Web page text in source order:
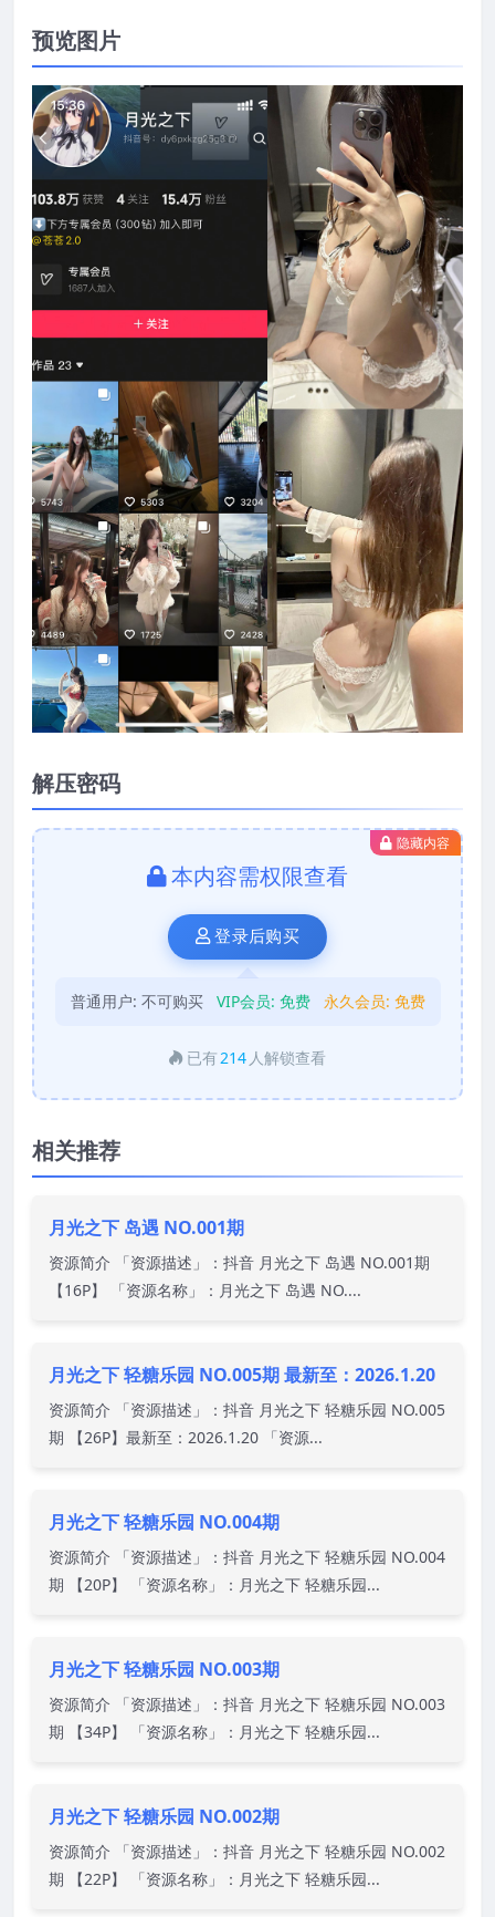
预览图片
解压密码
隐藏内容
本内容需权限查看
登录后购买
普通用户: 不可购买 VIP会员: 免费 永久会员: 免费
已有 214 人解锁查看
相关推荐
月光之下 岛遇 NO.001期
资源简介 「资源描述」：抖音 月光之下 岛遇 NO.001期
【16P】 「资源名称」：月光之下 岛遇 NO....
月光之下 轻糖乐园 NO.005期 最新至：2026.1.20
资源简介 「资源描述」：抖音 月光之下 轻糖乐园 NO.005
期 【26P】最新至：2026.1.20 「资源...
月光之下 轻糖乐园 NO.004期
资源简介 「资源描述」：抖音 月光之下 轻糖乐园 NO.004
期 【20P】 「资源名称」：月光之下 轻糖乐园...
月光之下 轻糖乐园 NO.003期
资源简介 「资源描述」：抖音 月光之下 轻糖乐园 NO.003
期 【34P】 「资源名称」：月光之下 轻糖乐园...
月光之下 轻糖乐园 NO.002期
资源简介 「资源描述」：抖音 月光之下 轻糖乐园 NO.002
期 【22P】 「资源名称」：月光之下 轻糖乐园...